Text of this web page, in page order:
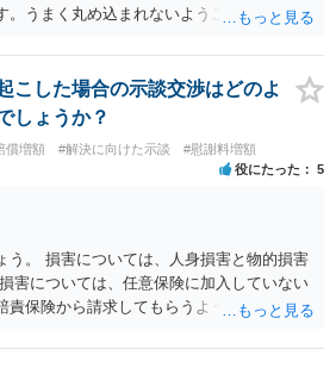
。うまく丸め込まれないようご注意下さ
出すべきです。
こした場合の示談交渉はどのよ
しょうか？
償増額 #解決に向けた示談 #慰謝料増額
役にたった 5
う。 損害については、人身損害と物的損害
害については、任意保険に加入していない
責保険から請求してもらうようお願いして
害については、請求の根拠を精査する必要